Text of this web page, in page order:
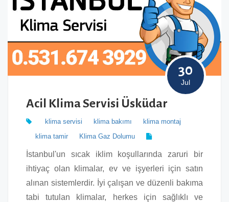
30
Jul
Acil Klima Servisi Üsküdar
klima servisi klima bakımı
klima montaj
klima tamir
Klima Gaz Dolumu
İstanbul'un sıcak iklim koşullarında zaruri bir
ihtiyaç olan klimalar, ev ve işyerleri için satın
alınan sistemlerdir. İyi çalışan ve düzenli bakıma
tabi tutulan klimalar, herkes için sağlıklı ve